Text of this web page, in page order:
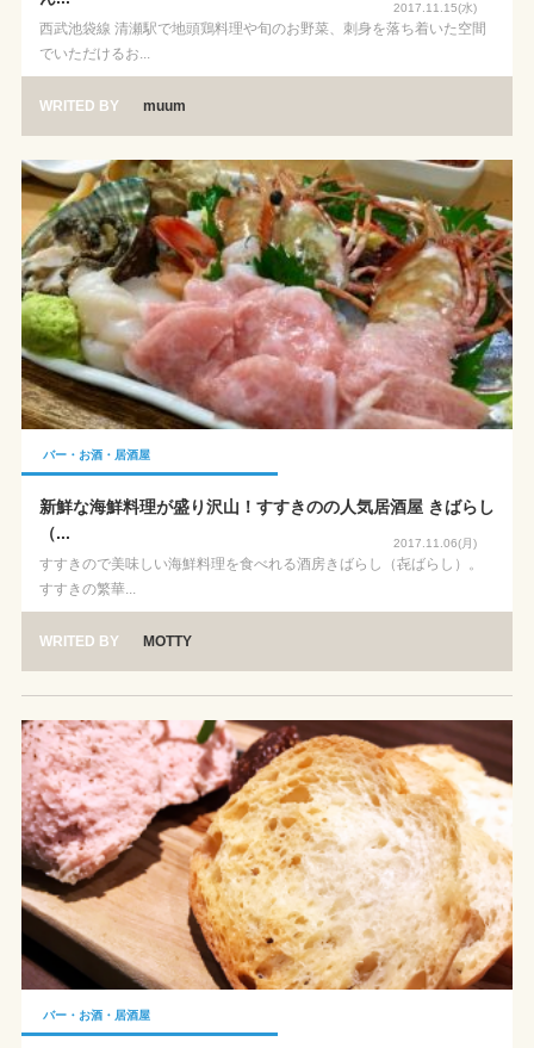
西武池袋線 清瀬駅で地頭鶏料理や旬のお野菜、刺身を落ち着いた空間
でいただけるお...
2017.11.15(水)
WRITED BY muum
バー・お酒・居酒屋
新鮮な海鮮料理が盛り沢山！すすきのの人気居酒屋 きばらし
（...
すすきので美味しい海鮮料理を食べれる酒房きばらし（㐂ばらし）。
すすきの繁華...
2017.11.06(月)
WRITED BY MOTTY
バー・お酒・居酒屋